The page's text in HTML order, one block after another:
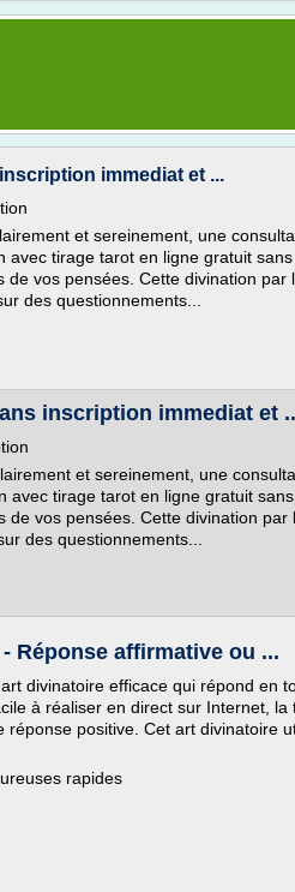
immediat et ...
et sereinement, une
avec tirage tarot en ligne gratuit
vos pensées. Cette divination par
des questionnements...
inscription immediat et
et sereinement, une
avec tirage tarot en ligne gratuit
de vos pensées. Cette divination par
des questionnements...
Réponse affirmative ou ...
divinatoire efficace qui répond en
à réaliser en direct sur Internet, la
positive. Cet art divinatoire
rapides